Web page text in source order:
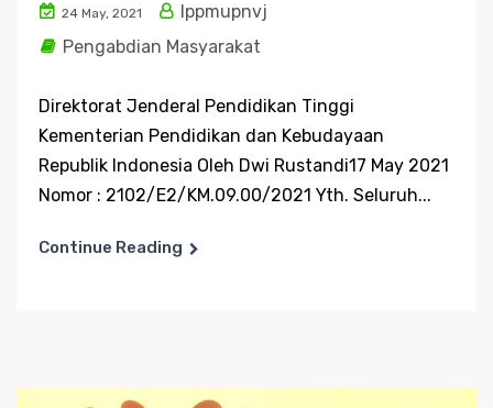
24 May, 2021
lppmupnvj
Pengabdian Masyarakat
Direktorat Jenderal Pendidikan Tinggi
Kementerian Pendidikan dan Kebudayaan
Republik Indonesia Oleh Dwi Rustandi17 May 2021
Nomor : 2102/E2/KM.09.00/2021 Yth. Seluruh...
Continue Reading